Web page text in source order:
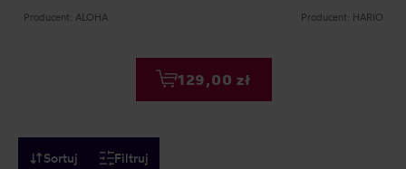
Producent: ALOHA
129,00 zł
Producent: HARIO
Sortuj Filtruj